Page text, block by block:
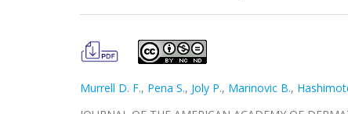
Murrell D. F., Pena S., Joly P., Marinovic B.,